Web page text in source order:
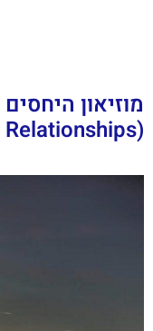
מוזיאון
(Museum of Broken Relationships)